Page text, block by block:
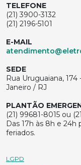
TELEFONE
(21) 3900-3132
(21) 2196-5101
E-MAIL
SEDE
Rua Uruguaiana,
Janeiro / RJ
PLANTÃO
(21) 99681-8015 ou
Das 17h às 8h e 24h
feriados.
LGPD